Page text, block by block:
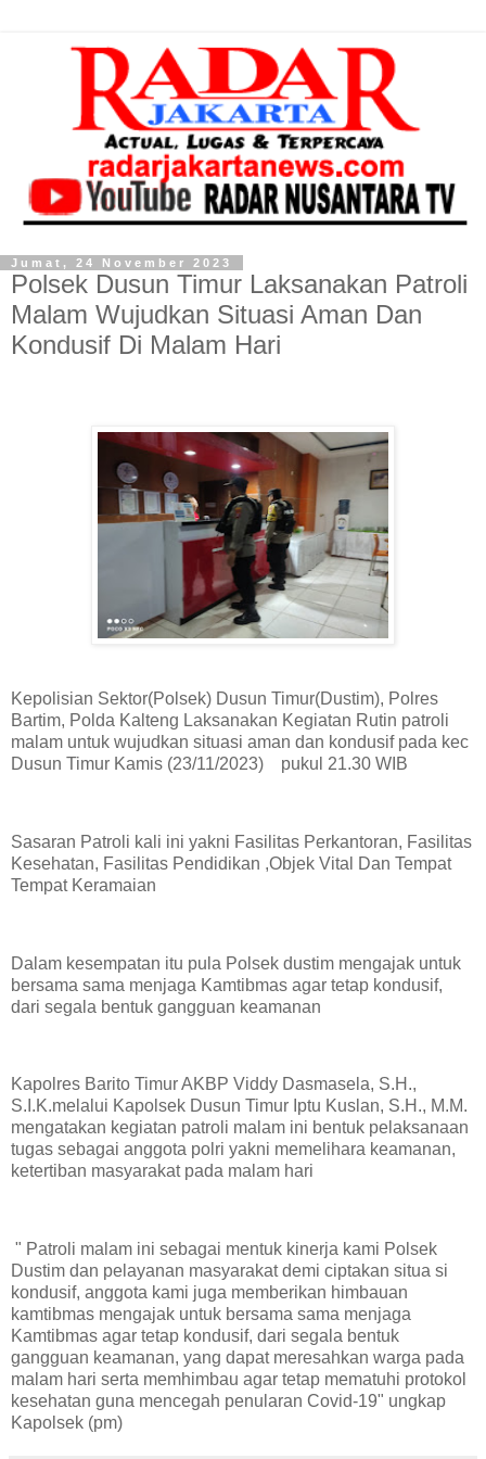
Jumat, 24 November 2023
Polsek Dusun Timur Laksanakan Patroli
Malam Wujudkan Situasi Aman Dan
Kondusif Di Malam Hari
Kepolisian Sektor(Polsek) Dusun Timur(Dustim), Polres
Bartim, Polda Kalteng Laksanakan Kegiatan Rutin patroli
malam untuk wujudkan situasi aman dan kondusif pada kec
Dusun Timur Kamis (23/11/2023) pukul 21.30 WIB
Sasaran Patroli kali ini yakni Fasilitas Perkantoran, Fasilitas
Kesehatan, Fasilitas Pendidikan ,Objek Vital Dan Tempat
Tempat Keramaian
Dalam kesempatan itu pula Polsek dustim mengajak untuk
bersama sama menjaga Kamtibmas agar tetap kondusif,
dari segala bentuk gangguan keamanan
Kapolres Barito Timur AKBP Viddy Dasmasela, S.H.,
S.I.K.melalui Kapolsek Dusun Timur Iptu Kuslan, S.H., M.M.
mengatakan kegiatan patroli malam ini bentuk pelaksanaan
tugas sebagai anggota polri yakni memelihara keamanan,
ketertiban masyarakat pada malam hari
" Patroli malam ini sebagai mentuk kinerja kami Polsek
Dustim dan pelayanan masyarakat demi ciptakan situa si
kondusif, anggota kami juga memberikan himbauan
kamtibmas mengajak untuk bersama sama menjaga
Kamtibmas agar tetap kondusif, dari segala bentuk
gangguan keamanan, yang dapat meresahkan warga pada
malam hari serta memhimbau agar tetap mematuhi protokol
kesehatan guna mencegah penularan Covid-19" ungkap
Kapolsek (pm)